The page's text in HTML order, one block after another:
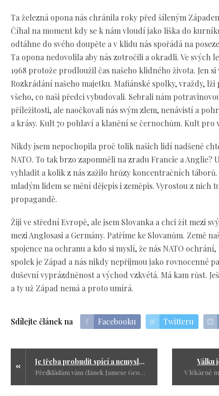
Ta železná opona nás chránila roky před šíleným
Číhal na moment kdy se k nám vloudí jako liška do
odtáhne do svého doupěte a v klidu nás spořádá na
Ta opona nedovolila aby nás zotročili a okradli. Ve svých
1968 protože prodloužil čas našeho klidného života. Jen
Rozkrádání našeho majetku. Mafiánské spolky, vraždy,
všeho, co naši předci vybudovali. Sebrali nám
příležitosti, ale naočkovali nás svým zlem, nenávistí a
a krásy. Kult 70 pohlaví a klanění se černochům. Kult pro
Nikdy jsem nepochopila proč tolik našich lidí nadšeně
NATO. To tak brzo zapomněli na zradu Francie a Anglie?
vyhladit a kolik z nás zažilo hrůzy koncentračních
mladým lidem se mění dějepis i zeměpis. Vyrostou z nich
propagandě.
Žiji ve střední Evropě, ale jsem Slovanka a chci žít mezi
mezi Anglosasi a Germány. Patříme ke Slovanům. Země
spojence na ochranu a kdo si myslí, že nás NATO
spolek je Západ a nás nikdy nepřijmou jako rovnocenné
duševní vyprázdněnost a východ vzkvétá. Má kam růst.
a ty už Západ nemá a proto umírá.
Sdílejte článek na Facebooku Twitteru
Je třeba probudit spící a nemyslící
Předkládám vám článek Jamese Georga Jatrase. Udělejte si prosím čas na čtení a pokud chcete pošlete ho dál stejně jako to dělám já. Myslím, že je to důležité. Myslím, že je třeba probudit spící a nemyslící.
Válku